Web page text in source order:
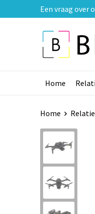
Een vraag over
Home
Home